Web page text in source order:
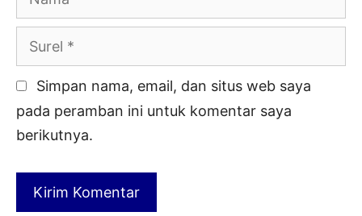
Surel
Simpan nama, email, dan situs web saya
pada peramban ini untuk komentar saya
berikutnya.